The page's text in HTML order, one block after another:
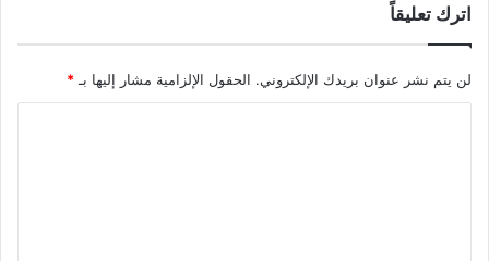
اترك تعليقاً
لن يتم نشر عنوان بريدك الإلكتروني. الحقول الإلزامية مشار إليها بـ *